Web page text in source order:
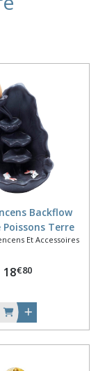
Backflow
Poissons Terre
11cm
Et Accessoires
18€80